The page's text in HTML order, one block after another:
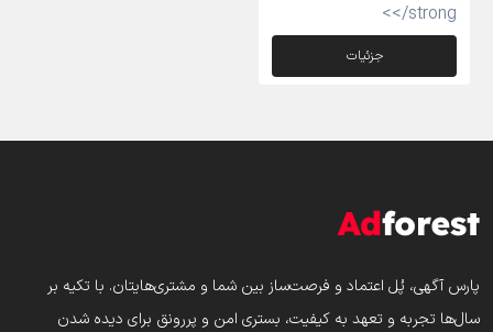
</strong>
جزئیات
پارس‌ آگهی، پُل اعتماد و فرصت‌ساز بین شما و مشتری‌هایتان. با تکیه بر
سال‌ها تجربه و تعهد به کیفیت، بستری امن و پررونق برای دیده شدن